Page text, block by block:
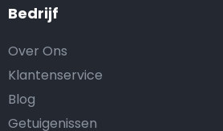
Bedrijf
Over Ons
Klantenservice
Blog
Getuigenissen